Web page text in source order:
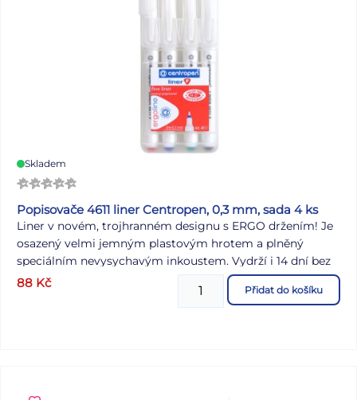
Skladem
Popisovače 4611 liner Centropen, 0,3 mm, sada 4 ks
Liner v novém, trojhranném designu s ERGO držením! Je
osazený velmi jemným plastovým hrotem a plněný
speciálním nevysychavým inkoustem. Vydrží i 14 dní bez
chránítka a bude psát! Šíře stopy 0,3 mm, délka stopy až
1500 m. Určený k nejširšímu použití.
88 Kč Přidat do košíku